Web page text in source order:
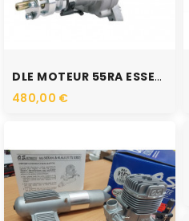
DLE MOTEUR 55RA ESSENCE
480,00 €